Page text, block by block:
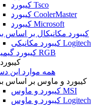
کیبورد Tsco
کیبورد CoolerMaster
کیبورد Microsoft
کیبورد مکانیکال بر اساس
کیبورد مکانیکی Logitech
کیبورد گیمینگ RGB
همه موارد این
کیبورد و ماوس بر اساس
کیبورد و ماوس MSI
کیبورد و ماوس Logitech